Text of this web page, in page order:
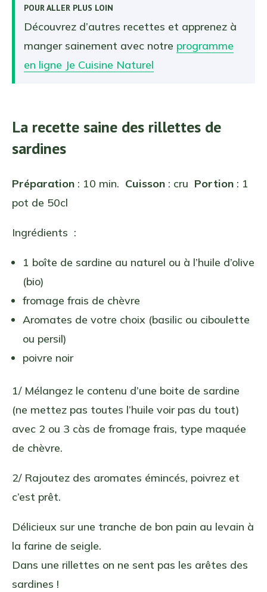
POUR ALLER PLUS LOIN
Découvrez d’autres recettes et apprenez à
manger sainement avec notre programme
en ligne Je Cuisine Naturel
La recette saine des rillettes de
sardines
Préparation : 10 min. Cuisson : cru Portion : 1
pot de 50cl
Ingrédients :
1 boîte de sardine au naturel ou à l’huile d’olive
(bio)
fromage frais de chèvre
Aromates de votre choix (basilic ou ciboulette
ou persil)
poivre noir
1/ Mélangez le contenu d’une boite de sardine
(ne mettez pas toutes l’huile voir pas du tout)
avec 2 ou 3 càs de fromage frais, type maquée
de chèvre.
2/ Rajoutez des aromates émincés, poivrez et
c’est prêt.
Délicieux sur une tranche de bon pain au levain à
la farine de seigle.
Dans une rillettes on ne sent pas les arêtes des
sardines !